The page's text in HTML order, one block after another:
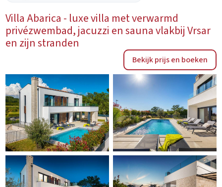
Villa Abarica - luxe villa met verwarmd
privézwembad, jacuzzi en sauna vlakbij Vrsar
en zijn stranden
Bekijk prijs en boeken